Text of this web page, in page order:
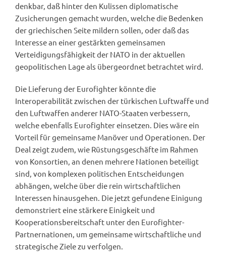
denkbar, daß hinter den Kulissen diplomatische
Zusicherungen gemacht wurden, welche die Bedenken
der griechischen Seite mildern sollen, oder daß das
Interesse an einer gestärkten gemeinsamen
Verteidigungsfähigkeit der NATO in der aktuellen
geopolitischen Lage als übergeordnet betrachtet wird.
Die Lieferung der Eurofighter könnte die
Interoperabilität zwischen der türkischen Luftwaffe und
den Luftwaffen anderer NATO-Staaten verbessern,
welche ebenfalls Eurofighter einsetzen. Dies wäre ein
Vorteil für gemeinsame Manöver und Operationen. Der
Deal zeigt zudem, wie Rüstungsgeschäfte im Rahmen
von Konsortien, an denen mehrere Nationen beteiligt
sind, von komplexen politischen Entscheidungen
abhängen, welche über die rein wirtschaftlichen
Interessen hinausgehen. Die jetzt gefundene Einigung
demonstriert eine stärkere Einigkeit und
Kooperationsbereitschaft unter den Eurofighter-
Partnernationen, um gemeinsame wirtschaftliche und
strategische Ziele zu verfolgen.